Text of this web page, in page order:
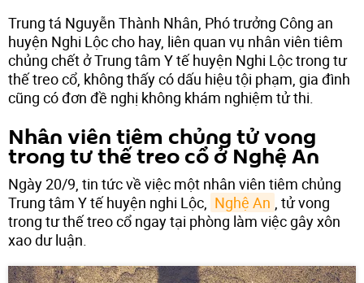
Trung tá Nguyễn Thành Nhân, Phó trưởng Công an
huyện Nghi Lộc cho hay, liên quan vụ nhân viên tiêm
chủng chết ở Trung tâm Y tế huyện Nghi Lộc trong tư
thế treo cổ, không thấy có dấu hiệu tội phạm, gia đình
cũng có đơn đề nghị không khám nghiệm tử thi.
Nhân viên tiêm chủng tử vong
trong tư thế treo cổ ở Nghệ An
Ngày 20/9, tin tức về việc một nhân viên tiêm chủng
Trung tâm Y tế huyện nghi Lộc, Nghệ An , tử vong
trong tư thế treo cổ ngay tại phòng làm việc gây xôn
xao dư luận.